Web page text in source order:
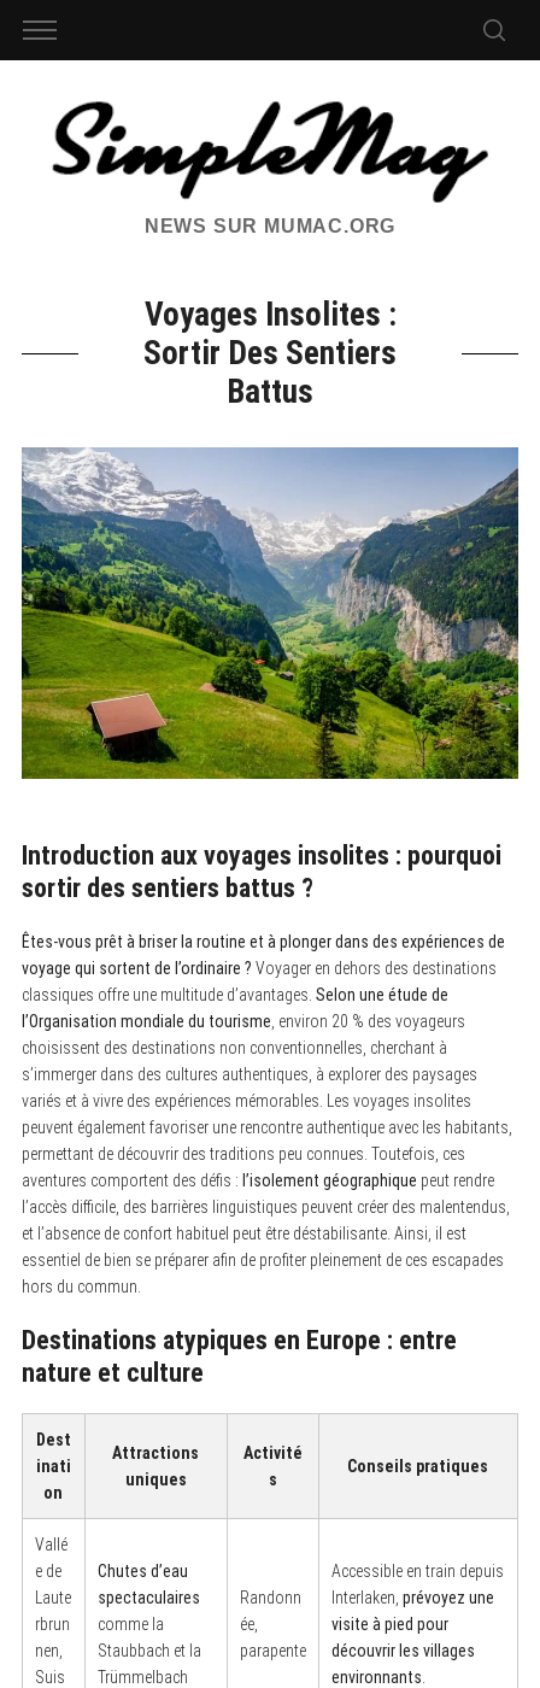
NEWS SUR MUMAC.ORG
Voyages Insolites :
Sortir Des Sentiers
Battus
Introduction aux voyages insolites : pourquoi
sortir des sentiers battus ?
Êtes-vous prêt à briser la routine et à plonger dans des expériences de
voyage qui sortent de l’ordinaire ? Voyager en dehors des destinations
classiques offre une multitude d’avantages. Selon une étude de
l’Organisation mondiale du tourisme , environ 20 % des voyageurs
choisissent des destinations non conventionnelles, cherchant à
s’immerger dans des cultures authentiques, à explorer des paysages
variés et à vivre des expériences mémorables. Les voyages insolites
peuvent également favoriser une rencontre authentique avec les habitants,
permettant de découvrir des traditions peu connues. Toutefois, ces
aventures comportent des défis : l’isolement géographique peut rendre
l’accès difficile, des barrières linguistiques peuvent créer des malentendus,
et l’absence de confort habituel peut être déstabilisante. Ainsi, il est
essentiel de bien se préparer afin de profiter pleinement de ces escapades
hors du commun.
Destinations atypiques en Europe : entre
nature et culture
Dest
inati
on
Attractions
uniques
Activité
s
Conseils pratiques
Vallé
e de
Laute
rbrun
nen,
Suis
Chutes d’eau
spectaculaires
comme la
Staubbach et la
Trümmelbach
Randonn
ée,
parapente
Accessible en train depuis
Interlaken, prévoyez une
visite à pied pour
découvrir les villages
environnants